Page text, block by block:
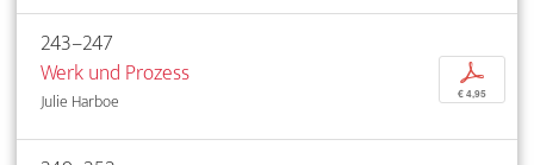
243–247
Werk und Prozess
Julie Harboe
p
€ 4,95